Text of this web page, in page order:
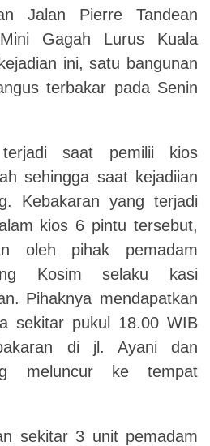
Jalan Pierre Tandean
Gagah Lurus Kuala
ini, satu bangunan
terbakar pada Senin
saat pemilii kios
sehingga saat kejadiian
Kebakaran yang terjadi
kios 6 pintu tersebut,
oleh pihak pemadam
Kosim selaku kasi
Pihaknya mendapatkan
sekitar pukul 18.00 WIB
di jl. Ayani dan
meluncur ke
tempat
sekitar 3 unit pemadam